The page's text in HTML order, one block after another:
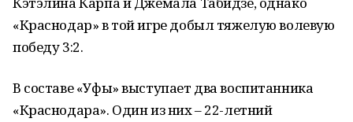
«Краснодар» в той игре добыл тяжелую волевую
победу 3:2.
В составе «Уфы» выступает два воспитанника
«Краснодара». Один из них – 22-летний